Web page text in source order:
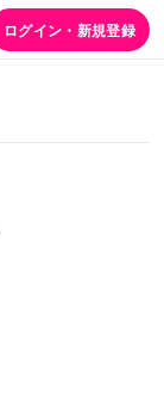
ログイン・新規登録